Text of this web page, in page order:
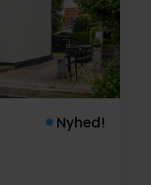
Nyhed!